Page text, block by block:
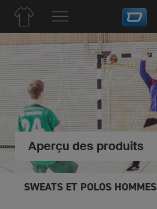
Aperçu des produits
SWEATS ET POLOS HOMMES